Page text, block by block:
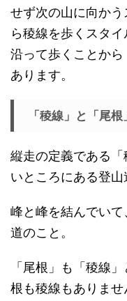
せず次の山に向か
ら稜線を歩くスタ
沿って歩くことか
あります。
「稜線」と「尾
縦走の定義である
いところにある登山
峰と峰を結んでい
道のこと。
「尾根」も「稜線
根も稜線もありま